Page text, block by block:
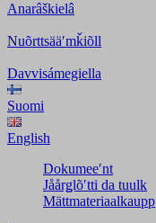
Anarâškielâ
Nuõrttsääʹmǩiõll
Davvisámegiella
Suomi
English
Dokumeeʹnt
Jåårǥlõʹtti da tuulk
Mättmateriaalkaupp